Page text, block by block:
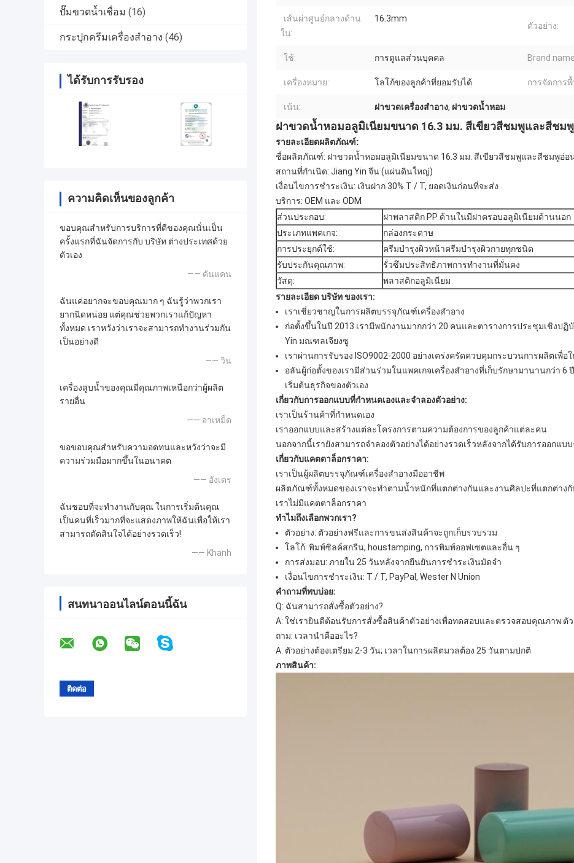
ปั๊มขวดน้ำเชื่อม (16)
กระปุกครีมเครื่องสำอาง (46)
ได้รับการรับรอง
ความคิดเห็นของลูกค้า
ขอบคุณสำหรับการบริการที่ดีของคุณนั่นเป็น
ครั้งแรกที่ฉันจัดการกับ บริษัท ต่างประเทศด้วย
ตัวเอง
—— ดันแคน
ฉันแค่อยากจะขอบคุณมาก ๆ ฉันรู้ว่าพวกเรา
ยากนิดหน่อย แต่คุณช่วยพวกเราแก้ปัญหา
ทั้งหมด เราหวังว่าเราจะสามารถทำงานร่วมกัน
เป็นอย่างดี
—— วิน
เครื่องสูบน้ำของคุณมีคุณภาพเหนือกว่าผู้ผลิต
รายอื่น
—— อาเหม็ด
ขอขอบคุณสำหรับความอดทนและหวังว่าจะมี
ความร่วมมือมากขึ้นในอนาคต
—— อังเดร
ฉันชอบที่จะทำงานกับคุณ ในการเริ่มต้นคุณ
เป็นคนที่เร็วมากที่จะแสดงภาพให้ฉันเพื่อให้เรา
สามารถตัดสินใจได้อย่างรวดเร็ว!
—— Khanh
สนทนาออนไลน์ตอนนี้ฉัน
เส้นผ่าศูนย์กลางด้าน
ใน:
16.3mm
ตัวอย่าง:
ใช้: การดูแลส่วนบุคคล Brand
เครื่องหมาย: โลโก้ของลูกค้าที่ยอมรับได้ การจัดการ
เน้น: ฝาขวดเครื่องสำอาง, ฝาขวดน้ำหอม
ฝาขวดน้ำหอมอลูมิเนียมขนาด 16.3 มม. สีเขียวสีชมพูและสีชม
รายละเอียดผลิตภัณฑ์:
ชื่อผลิตภัณฑ์: ฝาขวดน้ำหอมอลูมิเนียมขนาด 16.3 มม. สีเขียวสีชมพูและสีชมพูอ่อ
สถานที่กำเนิด: Jiang Yin จีน (แผ่นดินใหญ่)
เงื่อนไขการชำระเงิน: เงินฝาก 30% T / T, ยอดเงินก่อนที่จะส่ง
บริการ: OEM และ ODM
ส่วนประกอบ:
ฝาพลาสติก PP ด้านในมีฝาครอบอลูมิเนียมด้านนอก
ประเภทแพคเกจ:
กล่องกระดาษ
การประยุกต์ใช้:
ครีมบำรุงผิวหน้าครีมบำรุงผิวกายทุกชนิด
รับประกันคุณภาพ:
รั่วซึมประสิทธิภาพการทำงานที่มั่นคง
วัสดุ:
พลาสติกอลูมิเนียม
รายละเอียด บริษัท ของเรา:
เราเชี่ยวชาญในการผลิตบรรจุภัณฑ์เครื่องสำอาง
ก่อตั้งขึ้นในปี 2013 เรามีพนักงานมากกว่า 20 คนและตารางการประชุมเชิงปฏิ
Yin มณฑลเจียงซู
เราผ่านการรับรอง ISO9002-2000 อย่างเคร่งครัดควบคุมกระบวนการผลิตเ
อลันผู้ก่อตั้งของเรามีส่วนร่วมในแพคเกจเครื่องสำอางที่เก็บรักษามานานกว่า
เริ่มต้นธุรกิจของตัวเอง
เกี่ยวกับการออกแบบที่กำหนดเองและจำลองตัวอย่าง:
เราเป็นร้านค้าที่กำหนดเอง
เราออกแบบและสร้างแต่ละโครงการตามความต้องการของลูกค้าแต่ละคน
นอกจากนี้เรายังสามารถจำลองตัวอย่างได้อย่างรวดเร็วหลังจากได้รับการออกแบ
เกี่ยวกับแคตตาล็อกราคา:
เราเป็นผู้ผลิตบรรจุภัณฑ์เครื่องสำอางมืออาชีพ
ผลิตภัณฑ์ทั้งหมดของเราจะทำตามน้ำหนักที่แตกต่างกันและงานศิลปะที่แตกต่าง
เราไม่มีแคตตาล็อกราคา
ทำไมถึงเลือกพวกเรา?
ตัวอย่าง: ตัวอย่างฟรีและการขนส่งสินค้าจะถูกเก็บรวบรวม
โลโก้: พิมพ์ซิลค์สกรีน, houstamping, การพิมพ์ออฟเซตและอื่น ๆ
การส่งมอบ: ภายใน 25 วันหลังจากยืนยันการชำระเงินมัดจำ
เงื่อนไขการชำระเงิน: T / T, PayPal, Wester N Union
คำถามที่พบบ่อย:
Q: ฉันสามารถสั่งซื้อตัวอย่าง?
A: ใช่เรายินดีต้อนรับการสั่งซื้อสินค้าตัวอย่างเพื่อทดสอบและตรวจสอบคุณภาพ ตั
ถาม: เวลานำคืออะไร?
A: ตัวอย่างต้องเตรียม 2-3 วัน; เวลาในการผลิตมวลต้อง 25 วันตามปกติ
ภาพสินค้า: